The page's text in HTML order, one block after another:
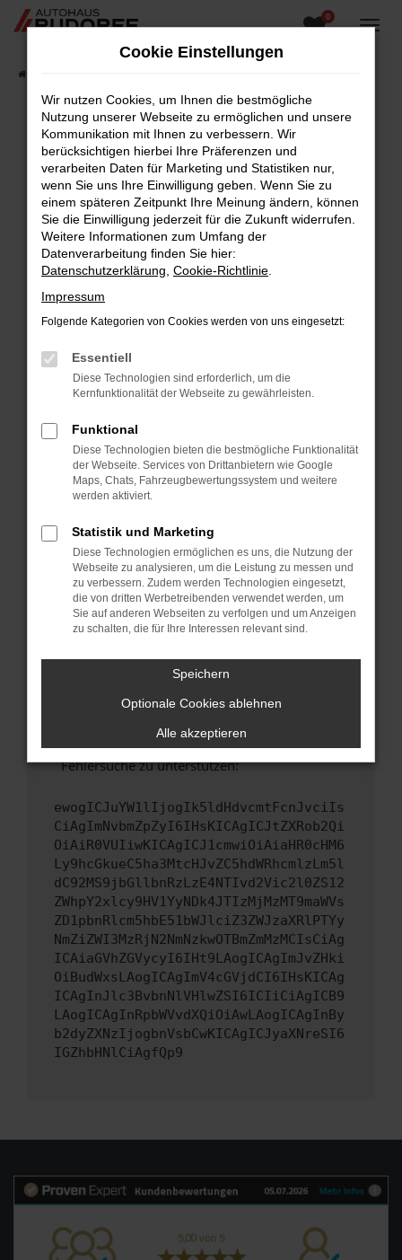
Zum
0
Fehler: Network Error
Beim Laden ist ein Fehler aufgetreten.
Hier sind ein paar Tipps, die dir helfen können:
Überprüfe deine Firewall und deine
Internetverbindung.
Laden andere Webseiten, zum Beispiel deine
Suchmaschine?
Prüfe deine Browsererweiterungen.
Manche Erweiterungen, wie Werbeblocker,
können das Laden bestimmter Seiten
verhindern. Funktioniert die Seite in einem
Fenster?
Starte dein Gerät neu.
Das kann manchmal helfen, vorübergehende
Probleme zu beheben.
Betriebssystem auf dem neuesten Stand
sind.
Veraltete Software birgt nicht nur ein
Sicherheitsrisiko, sondern kann auch dazu
führen, dass bestimmte Funktionen nicht mehr
unterstützt werden.
Wende dich an den Webseitenbetreiber.
Wenn du alle oben genannten Schritte versucht
hast, kontaktiere uns bitte. Wir werden
versuchen, das Problem zu beheben. Du kannst
uns diesen Text schicken, um uns bei der
Fehlersuche zu unterstützen:
ewogICJuYW1lIjogIk5ldHdvcmtFcnJvciIs
CiAgImNvbmZpZyI6IHsKICAgICJtZXRob2Qi
OiAiR0VUIiwKICAgICJ1cmwiOiAiaHR0cHM6
Ly9hcGkueC5ha3MtcHJvZC5hdWRhcmlzLm5l
dC92MS9jbGllbnRzLzE4NTIvd2Vic2l0ZS12
ZWhpY2xlcy9HV1YyNDk4JTIzMjMzMT9maWVs
ZD1pbnRlcm5hbE51bWJlciZ3ZWJzaXRlPTYy
NmZiZWI3MzRjN2NmNzkwOTBmZmMzMCIsCiAg
ICAiaGVhZGVycyI6IHt9LAogICAgImJvZHki
OiBudWxsLAogICAgImV4cGVjdCI6IHsKICAg
ICAgInJlc3BvbnNlVHlwZSI6ICIiCiAgICB9
LAogICAgInRpbWVvdXQiOiAwLAogICAgInBy
b2dyZXNzIjogbnVsbCwKICAgICJyaXNreSI6
IGZhbHNlCiAgfQp9
Cookie Einstellungen
Wir nutzen Cookies, um Ihnen die bestmögliche
Nutzung unserer Webseite zu ermöglichen und unsere
Kommunikation mit Ihnen zu verbessern. Wir
berücksichtigen hierbei Ihre Präferenzen und
verarbeiten Daten für Marketing und Statistiken nur,
wenn Sie uns Ihre Einwilligung geben. Wenn Sie zu
einem späteren Zeitpunkt Ihre Meinung ändern, können
Sie die Einwilligung jederzeit für die Zukunft widerrufen.
Weitere Informationen zum Umfang der
Datenverarbeitung finden Sie hier:
Datenschutzerklärung Cookie-Richtlinie
Impressum
Folgende Kategorien von Cookies werden von uns eingesetzt:
Essentiell
Diese Technologien sind erforderlich, um die
Kernfunktionalität der Webseite zu gewährleisten.
Funktional
Diese Technologien bieten die bestmögliche Funktionalität
der Webseite. Services von Drittanbietern wie Google
Maps, Chats, Fahrzeugbewertungssystem und weitere
werden aktiviert.
Statistik und Marketing
Diese Technologien ermöglichen es uns, die Nutzung der
Webseite zu analysieren, um die Leistung zu messen und
zu verbessern. Zudem werden Technologien eingesetzt,
die von dritten Werbetreibenden verwendet werden, um
Sie auf anderen Webseiten zu verfolgen und um Anzeigen
zu schalten, die für Ihre Interessen relevant sind.
Speichern
Optionale Cookies ablehnen
Alle akzeptieren